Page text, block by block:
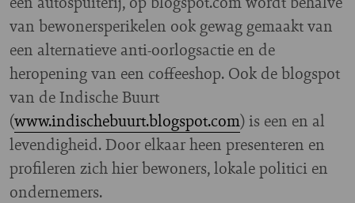
van bewonersperikelen ook gewag gemaakt van
een alternatieve anti-oorlogsactie en de
heropening van een coffeeshop. Ook de blogspot
van de Indische Buurt
(www.indischebuurt.blogspot.com) is een en al
levendigheid. Door elkaar heen presenteren en
profileren zich hier bewoners, lokale politici en
ondernemers.